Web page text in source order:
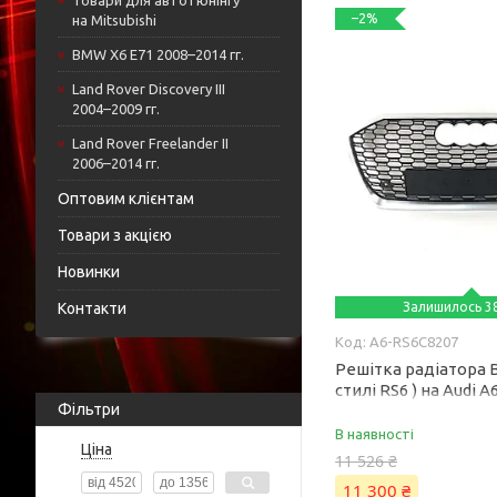
на Mitsubishi
BMW X6 E71 2008–2014 гг.
Land Rover Discovery III
2004–2009 гг.
Land Rover Freelander II
2006–2014 гг.
Оптовим клієнтам
Товари з акцією
Новинки
Контакти
Фільтри
Ціна
–2%
Залишилось
A6-RS6C8207
Решітка радіатора
стилі RS6 ) на Audi
В наявності
11 526 ₴
11 300 ₴